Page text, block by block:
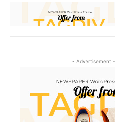
- Advertisement -